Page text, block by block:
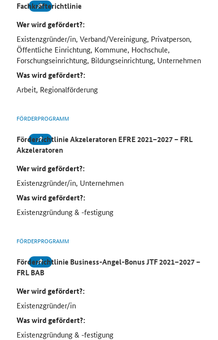
Fachkräfterichtlinie
Wer wird gefördert?:
Existenzgründer/in, Verband/Vereinigung, Privatperson,
Öffentliche Einrichtung, Kommune, Hochschule,
Forschungseinrichtung, Bildungseinrichtung, Unternehmen
Was wird gefördert?:
Arbeit, Regionalförderung
FÖRDERPROGRAMM
Förderrichtlinie Akzeleratoren EFRE 2021–2027 – FRL
Akzeleratoren
Wer wird gefördert?:
Existenzgründer/in, Unternehmen
Was wird gefördert?:
Existenzgründung & -festigung
FÖRDERPROGRAMM
Förderrichtlinie Business-Angel-Bonus JTF 2021–2027 –
FRL BAB
Wer wird gefördert?:
Existenzgründer/in
Was wird gefördert?:
Existenzgründung & -festigung